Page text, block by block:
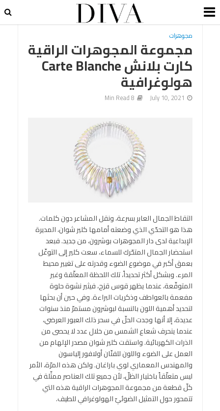
مجوهرات
مجموعة المجوهرات الراقية
كارت بلانش Carte Blanche
هولوغرافية
July 10, 2021
8 Min Read
التقاط الجمال العابر بسرعة، ونقل المشاعر دون كلمات.
هذا هو التحدّي الذي وضعته أمامها كلير شوان، المديرة
الإبداعية لدى دار المجوهرات بوشرون، من جديد. فبعد
استحضار الجمال المتحّرك للسماء، سعت كلير إلى التوغّل
بعمق أكبر في موضوع الضوء وقدرته على تغيير محيط
المرء. وبشكل أكثر تحديداً، تلك اللحظة المعلّقة وغير
المتوقّعة، عندما يظهر قوس قزح، فيثير نشوة حلوة
مفعمة بالعواطف وذكريات البراءة. وفي حين أن بحثها
لتحديد أهمية اللون بالنسبة لبوشرون مستمرّ منذ سنوات
عديدة، إلا أنها وجدت الحلّ في سحر ذلك العبور العرضي،
عندما ينحرف شعاع الشمس من خلال عدد لا يحصى من
الذرات الكهربائية. واستقت كلير شوان مصدر الإلهام من
العمل على الضوء واللون للفنّان أولافور إلياسون
والمهندس المعماري لوي باراغان. ولكن هذه المرّة، الأمر
ليس متعلّقاً باختيار الظلّ، لأن جميع تلك العناصر ممثّلة في
كلّ قطعة من مجموعة المجوهرات الراقية هذه التي
تتمحور حول التمثيل الضوئيّ الهولوغرافي للطيف.